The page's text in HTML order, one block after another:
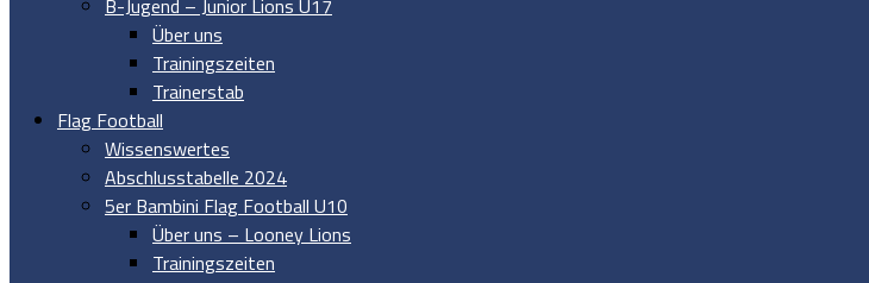
B-Jugend – Junior Lions U17
Über uns
Trainingszeiten
Trainerstab
Flag Football
Wissenswertes
Abschlusstabelle 2024
5er Bambini Flag Football U10
Über uns – Looney Lions
Trainingszeiten